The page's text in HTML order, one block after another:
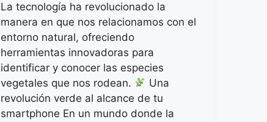
La tecnología ha revolucionado la
manera en que nos relacionamos con el
entorno natural, ofreciendo
herramientas innovadoras para
identificar y conocer las especies
vegetales que nos rodean.
Una
revolución verde al alcance de tu
smartphone En un mundo donde la